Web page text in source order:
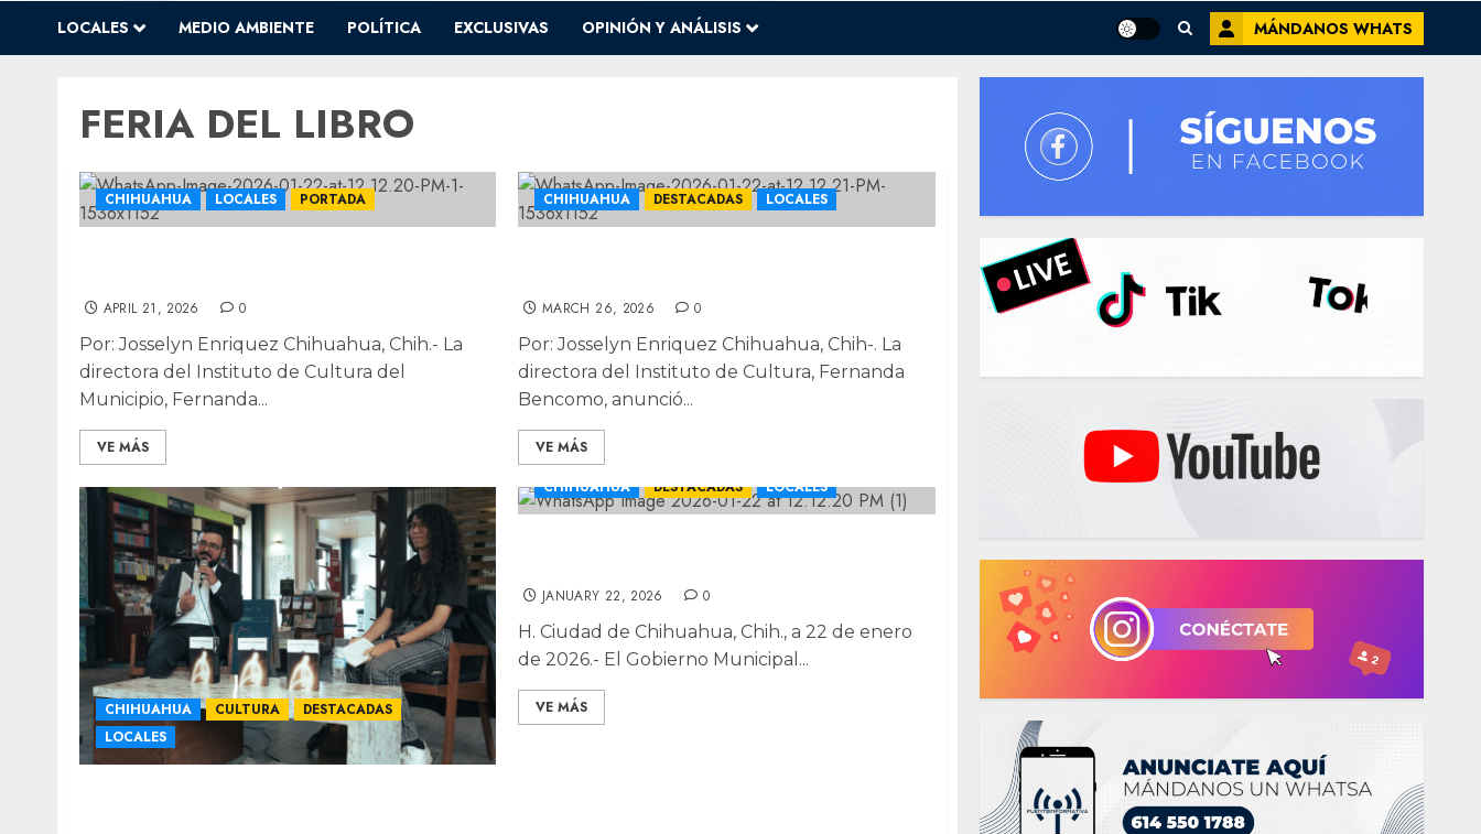
LOCALES MEDIO AMBIENTE POLÍTICA EXCLUSIVAS OPINIÓN Y ANÁLISIS MÁNDANOS WHATS
FERIA DEL LIBRO
CHIHUAHUA LOCALES PORTADA
APRIL 21, 2026 0
Por: Josselyn Enriquez Chihuahua, Chih.- La
directora del Instituto de Cultura del
Municipio, Fernanda...
VE MÁS
CHIHUAHUA DESTACADAS LOCALES
MARCH 26, 2026 0
Por: Josselyn Enriquez Chihuahua, Chih-. La
directora del Instituto de Cultura, Fernanda
Bencomo, anunció...
VE MÁS
CHIHUAHUA CULTURA
DESTACADAS
LOCALES
CHIHUAHUA DESTACADAS LOCALES
JANUARY 22, 2026 0
H. Ciudad de Chihuahua, Chih., a 22 de enero
de 2026.- El Gobierno Municipal...
VE MÁS